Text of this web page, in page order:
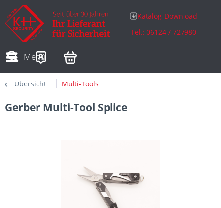
Katalog-Download
Tel.: 06124 / 727980
Menü
Adressen
Übersicht Multi-Tools
Gerber Multi-Tool Splice